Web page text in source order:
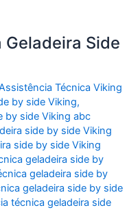
Side
Técnica Viking
by side Viking,
by side Viking abc
side by side Viking
side by side Viking
geladeira side by
geladeira side by
geladeira side by side
técnica geladeira side